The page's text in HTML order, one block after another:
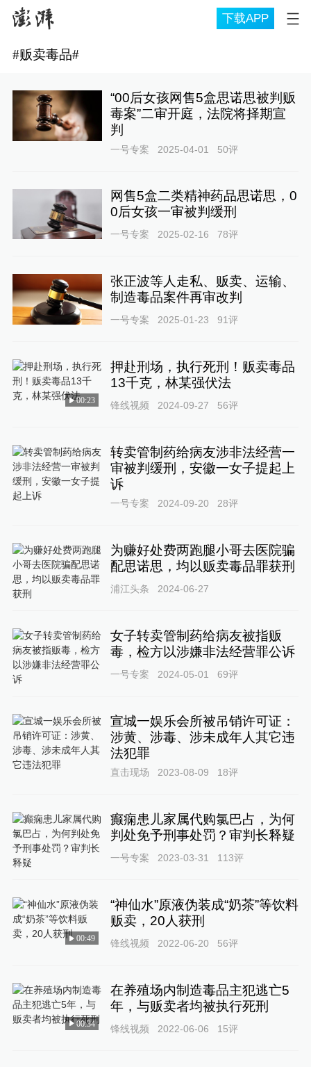
下载APP
#贩卖毒品#
“00后女孩网售5盒思诺思被判贩
毒案”二审开庭，法院将择期宣
判
一号专案 2025-04-01 50评
网售5盒二类精神药品思诺思，0
0后女孩一审被判缓刑
一号专案 2025-02-16 78评
张正波等人走私、贩卖、运输、
制造毒品案件再审改判
一号专案 2025-01-23 91评
00:23
押赴刑场，执行死刑！贩卖毒品
13千克，林某强伏法
锋线视频 2024-09-27 56评
转卖管制药给病友涉非法经营一
审被判缓刑，安徽一女子提起上
诉
一号专案 2024-09-20 28评
为赚好处费两跑腿小哥去医院骗
配思诺思，均以贩卖毒品罪获刑
浦江头条 2024-06-27
女子转卖管制药给病友被指贩
毒，检方以涉嫌非法经营罪公诉
一号专案 2024-05-01 69评
宣城一娱乐会所被吊销许可证：
涉黄、涉毒、涉未成年人其它违
法犯罪
直击现场 2023-08-09 18评
癫痫患儿家属代购氯巴占，为何
判处免予刑事处罚？审判长释疑
一号专案 2023-03-31 113评
00:49
“神仙水”原液伪装成“奶茶”等饮料
贩卖，20人获刑
锋线视频 2022-06-20 56评
00:34
在养殖场内制造毒品主犯逃亡5
年，与贩卖者均被执行死刑
锋线视频 2022-06-06 15评